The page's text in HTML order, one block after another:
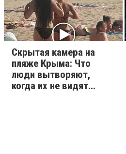
Скрытая камера на
пляже Крыма: Что
люди вытворяют,
когда их не видят...